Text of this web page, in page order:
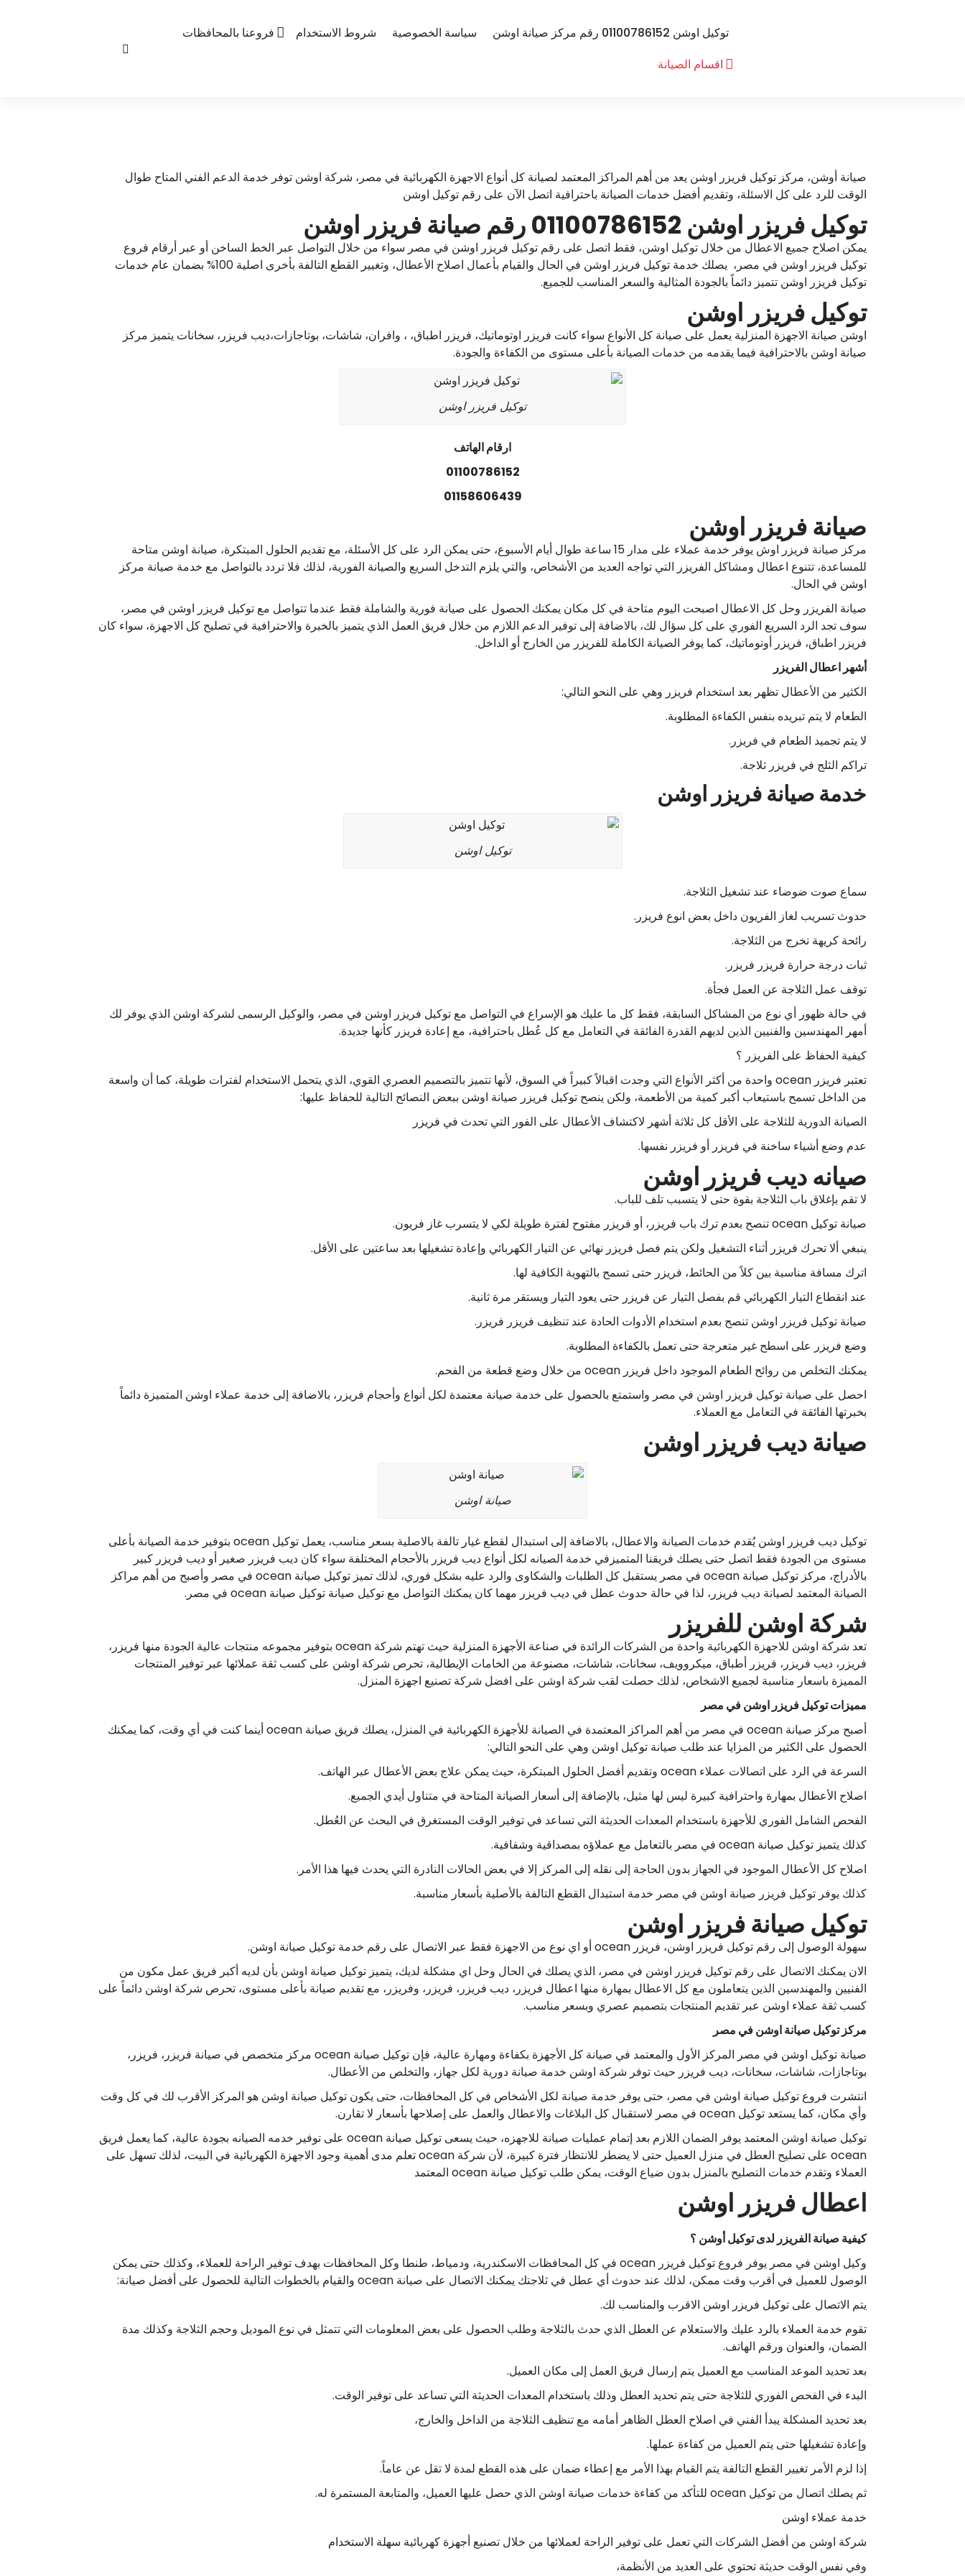
توكيل اوشن 01100786152 رقم مركز صيانة اوشن سياسة الخصوصية شروط الاستخدام
فروعنا بالمحافظات
اقسام الصيانة
صيانة أوشن، مركز توكيل فريزر اوشن يعد من أهم المراكز المعتمد لصيانة كل أنواع الاجهزة الكهربائية في مصر، شركة اوشن توفر خدمة الدعم الفني المتاح طوال
الوقت للرد على كل الاسئلة، وتقديم أفضل خدمات الصيانة باحترافية اتصل الآن على رقم توكيل اوشن
توكيل فريزر اوشن 01100786152 رقم صيانة فريزر اوشن
يمكن اصلاح جميع الاعطال من خلال توكيل اوشن، فقط اتصل على رقم توكيل فريزر اوشن في مصر سواء من خلال التواصل عبر الخط الساخن أو عبر أرقام فروع
توكيل فريزر اوشن في مصر، يصلك خدمة توكيل فريزر اوشن في الحال والقيام بأعمال اصلاح الأعطال، وتغيير القطع التالفة بأخرى اصلية 100% بضمان عام خدمات
توكيل فريزر اوشن تتميز دائماً بالجودة المثالية والسعر المناسب للجميع.
توكيل فريزر اوشن
اوشن صيانة الاجهزة المنزلية يعمل على صيانة كل الأنواع سواء كانت فريزر اوتوماتيك، فريزر اطباق، ، وافران، شاشات، بوتاجازات،ديب فريزر، سخانات يتميز مركز
صيانة اوشن بالاحترافية فيما يقدمه من خدمات الصيانة بأعلى مستوى من الكفاءة والجودة.
توكيل فريزر اوشن
ارقام الهاتف
01100786152
01158606439
صيانة فريزر اوشن
مركز صيانة فريزر اوش يوفر خدمة عملاء على مدار 15 ساعة طوال أيام الأسبوع، حتى يمكن الرد على كل الأسئلة، مع تقديم الحلول المبتكرة، صيانة اوشن متاحة
للمساعدة، تتنوع اعطال ومشاكل الفريزر التي تواجه العديد من الأشخاص، والتي يلزم التدخل السريع والصيانة الفورية، لذلك فلا تردد بالتواصل مع خدمة صيانة مركز
اوشن في الحال.
صيانة الفريزر وحل كل الاعطال اصبحت اليوم متاحة في كل مكان يمكنك الحصول على صيانة فورية والشاملة فقط عندما تتواصل مع توكيل فريزر اوشن في مصر،
سوف تجد الرد السريع الفوري على كل سؤال لك، بالاضافة إلى توفير الدعم اللازم من خلال فريق العمل الذي يتميز بالخبرة والاحترافية في تصليح كل الاجهزة، سواء كان
فريزر اطباق، فريزر أوتوماتيك، كما يوفر الصيانة الكاملة للفريزر من الخارج أو الداخل.
أشهر اعطال الفريزر
الكثير من الأعطال تظهر بعد استخدام فريزر وهي على النحو التالي:
الطعام لا يتم تبريده بنفس الكفاءة المطلوبة.
لا يتم تجميد الطعام في فريزر.
تراكم الثلج في فريزر ثلاجة.
خدمة صيانة فريزر اوشن
توكيل اوشن
سماع صوت ضوضاء عند تشغيل الثلاجة.
حدوث تسريب لغاز الفريون داخل بعض انوع فريزر.
رائحة كريهة تخرج من الثلاجة.
ثبات درجة حرارة فريزر فريزر.
توقف عمل الثلاجة عن العمل فجأة.
في حالة ظهور أي نوع من المشاكل السابقة، فقط كل ما عليك هو الإسراع في التواصل مع توكيل فريزر اوشن في مصر، والوكيل الرسمى لشركة اوشن الذي يوفر لك
أمهر المهندسين والفنيين الذين لديهم القدرة الفائقة في التعامل مع كل عُطل باحترافية، مع إعادة فريزر كأنها جديدة.
كيفية الحفاظ على الفريزر ؟
تعتبر فريزر ocean واحدة من أكثر الأنواع التي وجدت اقبالاً كبيراً في السوق، لأنها تتميز بالتصميم العصري القوي، الذي يتحمل الاستخدام لفترات طويلة، كما أن واسعة
من الداخل تسمح باستيعاب أكبر كمية من الأطعمة، ولكن ينصح توكيل فريزر صيانة اوشن ببعض النصائح التالية للحفاظ عليها:
الصيانة الدورية للثلاجة على الأقل كل ثلاثة أشهر لاكتشاف الأعطال على الفور التي تحدث في فريزر
عدم وضع أشياء ساخنة في فريزر أو فريزر نفسها.
صيانه ديب فريزر اوشن
لا تقم بإغلاق باب الثلاجة بقوة حتى لا يتسبب تلف للباب.
صيانة توكيل ocean تنصح بعدم ترك باب فريزر، أو فريزر مفتوح لفترة طويلة لكي لا يتسرب غاز فريون.
ينبغي ألا تحرك فريزر أثناء التشغيل ولكن يتم فصل فريزر نهائي عن التيار الكهربائي وإعادة تشغيلها بعد ساعتين على الأقل.
اترك مسافة مناسبة بين كلاً من الحائط، فريزر حتى تسمح بالتهوية الكافية لها.
عند انقطاع التيار الكهربائي قم بفصل التيار عن فريزر حتى يعود التيار ويستقر مرة ثانية.
صيانة توكيل فريزر اوشن تنصح بعدم استخدام الأدوات الحادة عند تنظيف فريزر فريزر.
وضع فريزر على اسطح غير متعرجة حتى تعمل بالكفاءة المطلوبة.
يمكنك التخلص من روائح الطعام الموجود داخل فريزر ocean من خلال وضع قطعة من الفحم.
احصل على صيانة توكيل فريزر اوشن في مصر واستمتع بالحصول على خدمة صيانة معتمدة لكل أنواع وأحجام فريزر، بالاضافة إلى خدمة عملاء اوشن المتميزة دائماً
بخبرتها الفائقة في التعامل مع العملاء.
صيانة ديب فريزر اوشن
صيانة اوشن
توكيل ديب فريزر اوشن يُقدم خدمات الصيانة والاعطال، بالاضافة إلى استبدال لقطع غيار تالفة بالاصلية بسعر مناسب، يعمل توكيل ocean بتوفير خدمة الصيانة بأعلى
مستوى من الجودة فقط اتصل حتى يصلك فريقنا المتميزفي خدمة الصيانه لكل أنواع ديب فريزر بالأحجام المختلفة سواء كان ديب فريزر صغير أو ديب فريزر كبير
بالأدراج، مركز توكيل صيانة ocean في مصر يستقبل كل الطلبات والشكاوى والرد عليه بشكل فوري، لذلك تميز توكيل صيانة ocean في مصر وأصبح من أهم مراكز
الصيانة المعتمد لصيانة ديب فريزر، لذا في حالة حدوث عطل في ديب فريزر مهما كان يمكنك التواصل مع توكيل صيانة توكيل صيانة ocean في مصر.
شركة اوشن للفريزر
تعد شركة اوشن للاجهزة الكهربائية واحدة من الشركات الرائدة في صناعة الأجهزة المنزلية حيث تهتم شركة ocean بتوفير مجموعه منتجات عالية الجودة منها فريزر،
فريزر، ديب فريزر، فريزر أطباق، ميكروويف، سخانات، شاشات، مصنوعة من الخامات الإيطالية، تحرص شركة اوشن على كسب ثقة عملائها عبر توفير المنتجات
المميزة باسعار مناسبة لجميع الاشخاص، لذلك حصلت لقب شركة اوشن على افضل شركة تصنيع اجهزة المنزل.
مميزات توكيل فريزر اوشن في مصر
أصبح مركز صيانة ocean في مصر من أهم المراكز المعتمدة في الصيانة للأجهزة الكهربائية في المنزل، يصلك فريق صيانة ocean أينما كنت في أي وقت، كما يمكنك
الحصول على الكثير من المزايا عند طلب صيانة توكيل اوشن وهي على النحو التالي:
السرعة في الرد على اتصالات عملاء ocean وتقديم أفضل الحلول المبتكرة، حيث يمكن علاج بعض الأعطال عبر الهاتف.
اصلاح الأعطال بمهارة واحترافية كبيرة ليس لها مثيل، بالإضافة إلى أسعار الصيانة المتاحة في متناول أيدي الجميع.
الفحص الشامل الفوري للأجهزة باستخدام المعدات الحديثة التي تساعد في توفير الوقت المستغرق في البحث عن العُطل.
كذلك يتميز توكيل صيانة ocean في مصر بالتعامل مع عملاؤه بمصداقية وشفافية.
اصلاح كل الأعطال الموجود في الجهاز بدون الحاجة إلى نقله إلى المركز إلا في بعض الحالات النادرة التي يحدث فيها هذا الأمر.
كذلك يوفر توكيل فريزر صيانة اوشن في مصر خدمة استبدال القطع التالفة بالأصلية بأسعار مناسبة.
توكيل صيانة فريزر اوشن
سهولة الوصول إلى رقم توكيل فريزر اوشن، فريزر ocean أو اي نوع من الاجهزة فقط عبر الاتصال على رقم خدمة توكيل صيانة اوشن.
الان يمكنك الاتصال على رقم توكيل فريزر اوشن في مصر، الذي يصلك في الحال وحل اي مشكلة لديك، يتميز توكيل صيانة اوشن بأن لديه أكبر فريق عمل مكون من
الفنيين والمهندسين الذين يتعاملون مع كل الاعطال بمهارة منها اعطال فريزر، ديب فريزر، فريزر، وفريزر، مع تقديم صيانة بأعلى مستوى، تحرص شركة اوشن دائماً على
كسب ثقة عملاء اوشن عبر تقديم المنتجات بتصميم عصري وبسعر مناسب.
مركز توكيل صيانة اوشن في مصر
صيانة توكيل اوشن في مصر المركز الأول والمعتمد في صيانة كل الأجهزة بكفاءة ومهارة عالية، فإن توكيل صيانة ocean مركز متخصص في صيانة فريزر، فريزر،
بوتاجازات، شاشات، سخانات، ديب فريزر حيث توفر شركة اوشن خدمة صيانة دورية لكل جهاز، والتخلص من الأعطال.
انتشرت فروع توكيل صيانة اوشن في مصر، حتى يوفر خدمة صيانة لكل الأشخاص في كل المحافظات، حتى يكون توكيل صيانة اوشن هو المركز الأقرب لك في كل وقت
وأي مكان، كما يستعد توكيل ocean في مصر لاستقبال كل البلاغات والاعطال والعمل على إصلاحها بأسعار لا تقارن.
توكيل صيانة اوشن المعتمد يوفر الضمان اللازم بعد إتمام عمليات صيانة للاجهزه، حيث يسعى توكيل صيانة ocean على توفير خدمه الصيانه بجودة عالية، كما يعمل فريق
ocean على تصليح العطل في منزل العميل حتى لا يضطر للانتظار فترة كبيرة، لأن شركة ocean تعلم مدى أهمية وجود الاجهزة الكهربائية في البيت، لذلك تسهل على
العملاء وتقدم خدمات التصليح بالمنزل بدون ضياع الوقت، يمكن طلب توكيل صيانة ocean المعتمد
اعطال فريزر اوشن
كيفية صيانة الفريزر لدى توكيل أوشن ؟
وكيل اوشن في مصر يوفر فروع توكيل فريزر ocean في كل المحافظات الاسكندرية، ودمياط، طنطا وكل المحافظات بهدف توفير الراحة للعملاء، وكذلك حتى يمكن
الوصول للعميل في أقرب وقت ممكن، لذلك عند حدوث أي عطل في ثلاجتك يمكنك الاتصال على صيانة ocean والقيام بالخطوات التالية للحصول على أفضل صيانة:
يتم الاتصال على توكيل فريزر اوشن الاقرب والمناسب لك.
تقوم خدمة العملاء بالرد عليك والاستعلام عن العطل الذي حدث بالثلاجة وطلب الحصول على بعض المعلومات التي تتمثل في نوع الموديل وحجم الثلاجة وكذلك مدة
الضمان، والعنوان ورقم الهاتف.
بعد تحديد الموعد المناسب مع العميل يتم إرسال فريق العمل إلى مكان العميل.
البدء في الفحص الفوري للثلاجة حتى يتم تحديد العطل وذلك باستخدام المعدات الحديثة التي تساعد على توفير الوقت.
بعد تحديد المشكلة يبدأ الفني في اصلاح العطل الظاهر أمامه مع تنظيف الثلاجة من الداخل والخارج،
وإعادة تشغيلها حتى يتم العميل من كفاءة عملها.
إذا لزم الأمر تغيير القطع التالفة يتم القيام بهذا الأمر مع إعطاء ضمان على هذه القطع لمدة لا تقل عن عاماً.
ثم يصلك اتصال من توكيل ocean للتأكد من كفاءة خدمات صيانة اوشن الذي حصل عليها العميل، والمتابعة المستمرة له.
خدمة عملاء اوشن
شركة اوشن من أفضل الشركات التي تعمل على توفير الراحة لعملائها من خلال تصنيع أجهزة كهربائية سهلة الاستخدام
وفي نفس الوقت حديثة تحتوي على العديد من الأنظمة،